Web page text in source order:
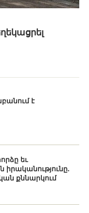
է
եւ
քննարկում